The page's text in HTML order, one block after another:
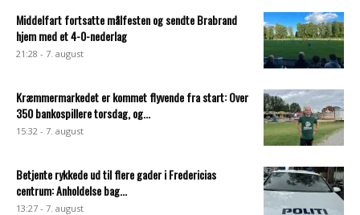
Middelfart fortsatte målfesten og sendte Brabrand
hjem med et 4-0-nederlag
21:28 - 7. august
Kræmmermarkedet er kommet flyvende fra start: Over
350 bankospillere torsdag, og...
15:32 - 7. august
Betjente rykkede ud til flere gader i Fredericias
centrum: Anholdelse bag...
13:27 - 7. august